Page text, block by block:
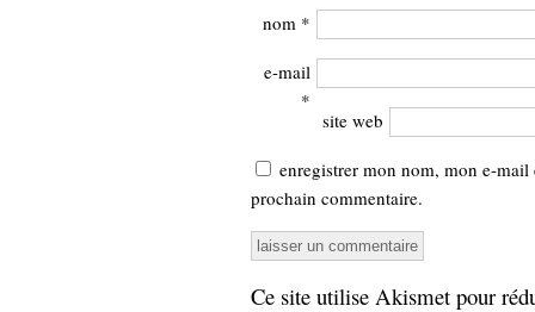
nom *
e-mail
*
site web
enregistrer mon nom, mon e-
prochain commentaire.
Ce site utilise Akismet pour